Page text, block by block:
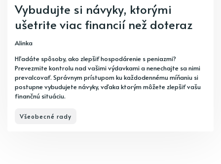
Vybudujte si návyky, ktorými
ušetrite viac financií než doteraz
Alinka
Hľadáte spôsoby, ako zlepšiť hospodárenie s peniazmi?
Prevezmite kontrolu nad vašimi výdavkami a nenechajte sa nimi
prevalcovať. Správnym prístupom ku každodennému míňaniu si
postupne vybudujete návyky, vďaka ktorým môžete zlepšiť vašu
finančnú situáciu.
Všeobecné rady